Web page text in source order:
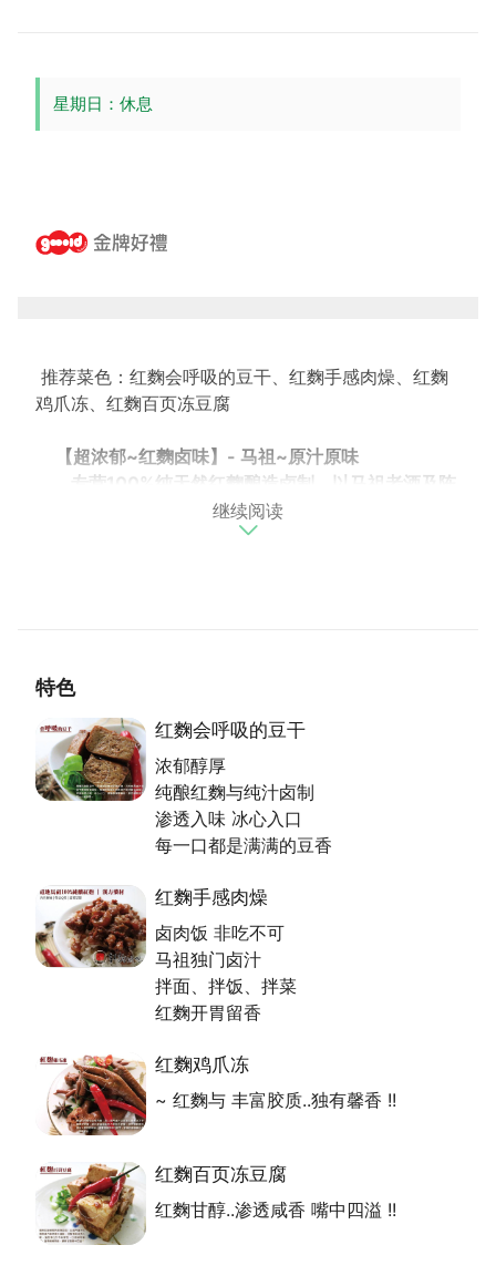
星期日：休息
推荐菜色：红麴会呼吸的豆干、红麴手感肉燥、红麴
鸡爪冻、红麴百页冻豆腐
【超浓郁~红麴卤味】- 马祖~原汁原味
专营100%纯天然红麴酿造卤制，以马祖老酒及陈
卤制过程 ”不加一滴水” 渗透入味。是在台湾的马
透至骨...
2. 采用【纯酿 红麴】卤制，健康独
特..
3. 风味【超感浓郁】魅力，渗透入
味..
4. 卤味食用後【不口干．不舌
2015桃园市第八届伴手礼─红麴卤味
红麴技术传承家乡马祖祖传并加以「改良创新」而来，
继续阅读
特色
红麴会呼吸的豆干
浓郁醇厚
纯酿红麴与纯汁卤制
渗透入味 冰心入口
每一口都是满满的豆香
红麴手感肉燥
卤肉饭 非吃不可
马祖独门卤汁
拌面、拌饭、拌菜
红麴开胃留香
红麴鸡爪冻
~ 红麴与 丰富胶质..独有馨香 !!
红麴百页冻豆腐
红麴甘醇..渗透咸香 嘴中四溢 !!